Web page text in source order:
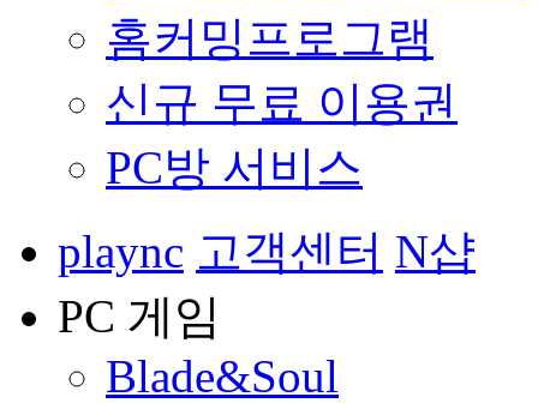
홈커밍프로그램
신규 무료 이용권
PC방 서비스
plaync 고객센터 N샵
PC 게임
Blade&Soul